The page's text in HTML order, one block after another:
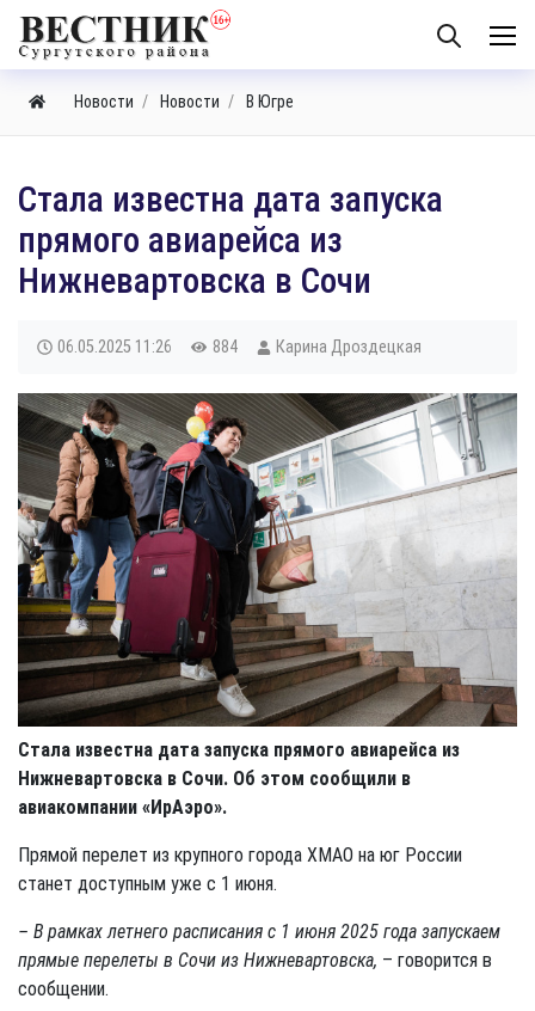
Новости Новости В Югре
Стала известна дата запуска
прямого авиарейса из
Нижневартовска в Сочи
06.05.2025 11:26 884 Карина Дроздецкая
Стала известна дата запуска прямого авиарейса из
Нижневартовска в Сочи. Об этом сообщили в
авиакомпании «ИрАэро».
Прямой перелет из крупного города ХМАО на юг России
станет доступным уже с 1 июня.
– В рамках летнего расписания с 1 июня 2025 года запускаем
прямые перелеты в Сочи из Нижневартовска, – говорится в
сообщении.